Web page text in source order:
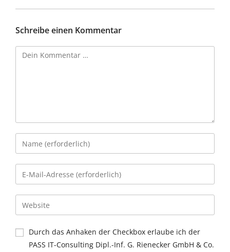
Schreibe einen Kommentar
Durch das Anhaken der Checkbox erlaube ich der
PASS IT-Consulting Dipl.-Inf. G. Rienecker GmbH & Co.